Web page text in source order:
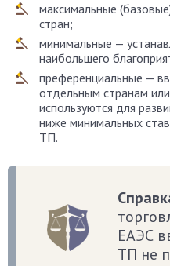
максимальные
стран;
минимальные —
наибольшего
преференциальные —
отдельным странам
используются для
ниже минимальных
ТП.
ЕАЭС
ТП не